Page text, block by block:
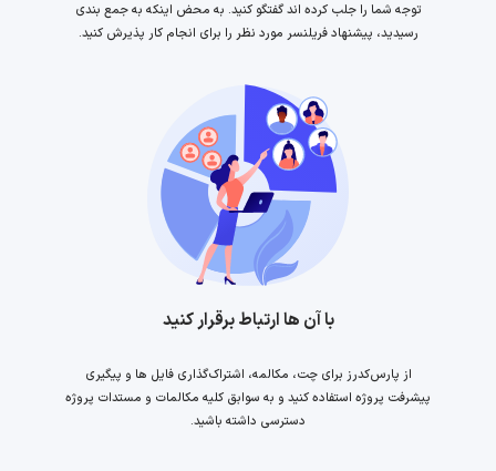
توجه شما را جلب کرده اند گفتگو کنید. به محض اینکه به جمع بندی
رسیدید، پیشنهاد فریلنسر مورد نظر را برای انجام کار پذیرش کنید.
با آن ها ارتباط برقرار کنید
از پارس‌کدرز برای چت، مکالمه، اشتراک‌گذاری فایل ها و پیگیری
پیشرفت پروژه استفاده کنید و به سوابق کلیه مکالمات و مستدات پروژه
دسترسی داشته باشید.